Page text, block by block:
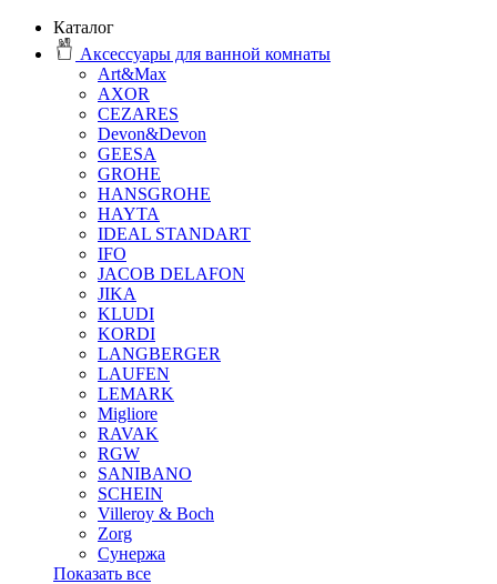
Каталог
Аксессуары для ванной комнаты
Art&Max
AXOR
CEZARES
Devon&Devon
GEESA
GROHE
HANSGROHE
HAYTA
IDEAL STANDART
IFO
JACOB DELAFON
JIKA
KLUDI
KORDI
LANGBERGER
LAUFEN
LEMARK
Migliore
RAVAK
RGW
SANIBANO
SCHEIN
Villeroy & Boch
Zorg
Сунержа
Показать все